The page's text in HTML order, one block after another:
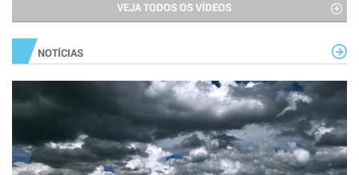
VEJA TODOS OS VÍDEOS
NOTÍCIAS